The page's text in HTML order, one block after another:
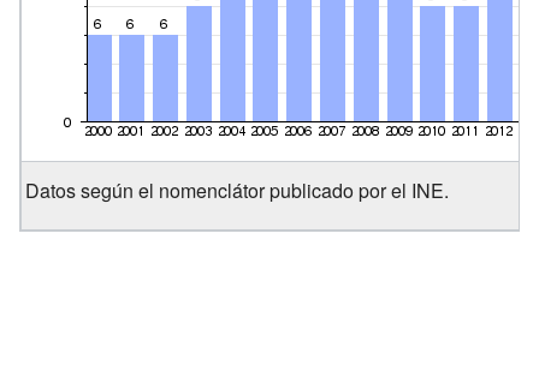
Datos según el nomenclátor publicado por el INE.